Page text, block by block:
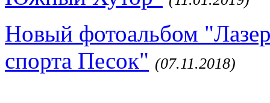
Новый фотоальбом
спорта Песок" (07.11.2018)